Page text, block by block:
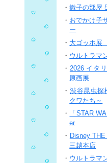
・徹子の部屋
・ おでかけ子
ー
・ 大ゴッホ展
・ ウルトラマ
・ 2026 イタ
原画展
・ 渋谷昆虫探
クワたち～
・
「STAR
er
・ Disney
三越本店
・ ウルトラマ